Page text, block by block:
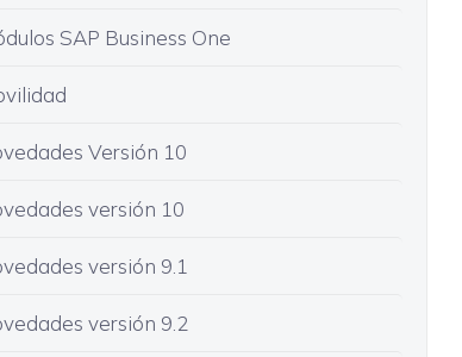
SAP Business One
Versión 10
versión 10
versión 9.1
versión 9.2